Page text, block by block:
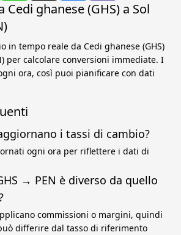
Cedi ghanese (GHS) a Sol
in tempo reale da Cedi ghanese (GHS)
per calcolare conversioni immediate. I
ora, così puoi pianificare con dati
i tassi di cambio?
ogni ora per riflettere i dati di
→ PEN è diverso da quello
commissioni o margini, quindi
differire dal tasso di riferimento